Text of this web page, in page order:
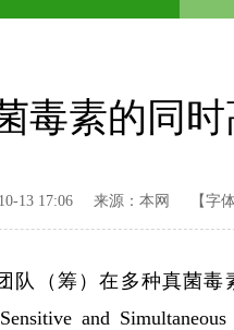
毒素的同
13 17:06 来源：本网 【字
筹）在多种真菌毒素
Sensitive and